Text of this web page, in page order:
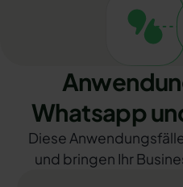
Whatsapp
Diese
und bringen Ihr